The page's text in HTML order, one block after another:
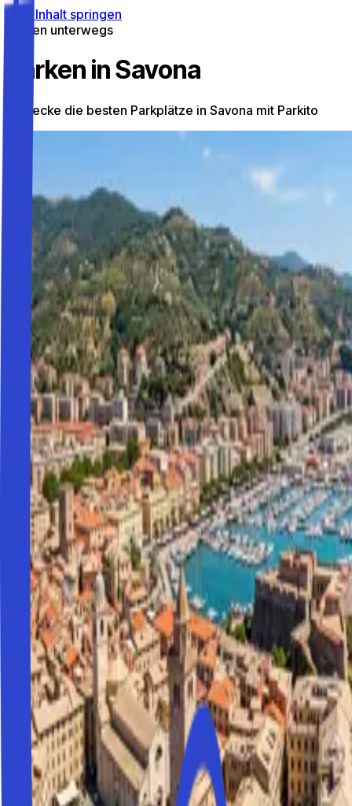
Zum Inhalt springen
Parken unterwegs
Parken in Savona
Entdecke die besten Parkplätze in Savona mit Parkito